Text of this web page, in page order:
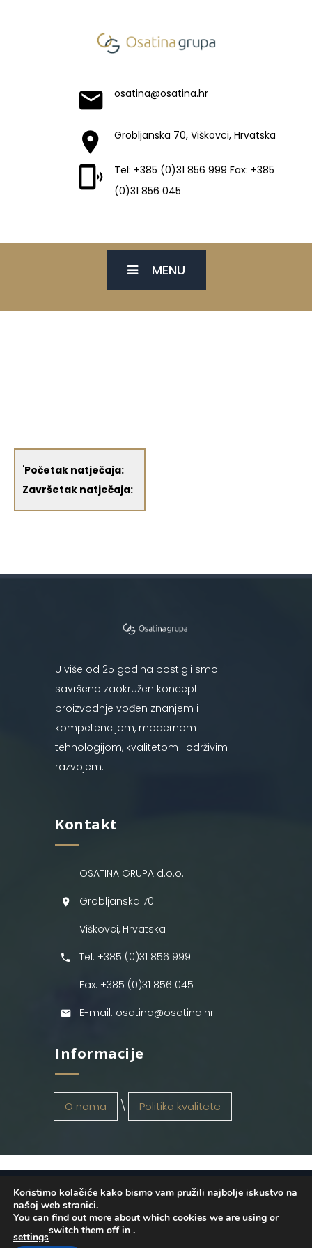
osatina@osatina.hr
Grobljanska 70, Viškovci, Hrvatska
Tel: +385 (0)31 856 999 Fax: +385
(0)31 856 045
MENU
'Početak natječaja:
Završetak natječaja:
U više od 25 godina postigli smo
savršeno zaokružen koncept
proizvodnje vođen znanjem i
kompetencijom, modernom
tehnologijom, kvalitetom i održivim
razvojem.
Kontakt
OSATINA GRUPA d.o.o.
Grobljanska 70
Viškovci, Hrvatska
Tel: +385 (0)31 856 999
Fax: +385 (0)31 856 045
E-mail: osatina@osatina.hr
Informacije
O nama Politika kvalitete
OSATINA GRUPA d.o.o. 2026
. Configured
byINFOS Osijek. Sva prava pridržana.
Koristimo kolačiće kako bismo vam pružili najbolje iskustvo na
našoj web stranici.
You can find out more about which cookies we are using or
switch them off in
settings
.